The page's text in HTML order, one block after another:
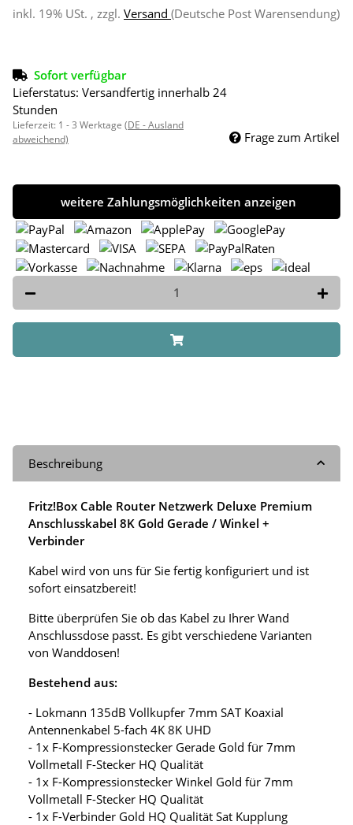
inkl. 19% USt. , zzgl. Versand (Deutsche Post Warensendung)
Sofort verfügbar
Lieferstatus: Versandfertig innerhalb 24
Stunden
Lieferzeit: 1 - 3 Werktage (DE - Ausland
abweichend)
Frage zum Artikel
weitere Zahlungsmöglichkeiten anzeigen
Beschreibung
Fritz!Box Cable Router Netzwerk Deluxe Premium
Anschlusskabel 8K Gold Gerade / Winkel +
Verbinder
Kabel wird von uns für Sie fertig konfiguriert und ist
sofort einsatzbereit!
Bitte überprüfen Sie ob das Kabel zu Ihrer Wand
Anschlussdose passt. Es gibt verschiedene Varianten
von Wanddosen!
Bestehend aus:
- Lokmann 135dB Vollkupfer 7mm SAT Koaxial
Antennenkabel 5-fach 4K 8K UHD
- 1x F-Kompressionstecker Gerade Gold für 7mm
Vollmetall F-Stecker HQ Qualität
- 1x F-Kompressionstecker Winkel Gold für 7mm
Vollmetall F-Stecker HQ Qualität
- 1x F-Verbinder Gold HQ Qualität Sat Kupplung